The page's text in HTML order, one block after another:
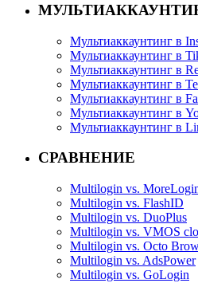
Мультиаккаунтинг в
Мультиаккаунтинг в
Мультиаккаунтинг в
Мультиаккаунтинг в
Мультиаккаунтинг в
Мультиаккаунтинг в
Мультиаккаунтинг в
СРАВНЕНИЕ
Multilogin vs.
Multilogin vs. FlashID
Multilogin vs. DuoPlus
Multilogin vs. VMOS
Multilogin vs. Octo
Multilogin vs. AdsPower
Multilogin vs. GoLogin